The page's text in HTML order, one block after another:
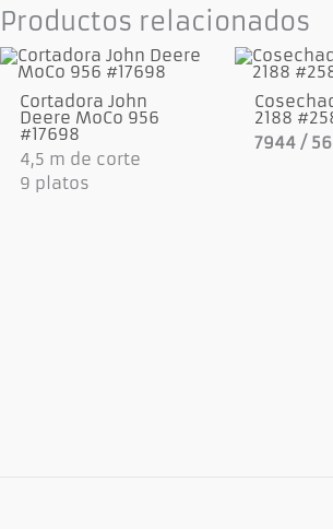
Productos relacionados
Cortadora John
Deere MoCo 956
#17698
4,5 m de corte
9 platos
2188
7944 /